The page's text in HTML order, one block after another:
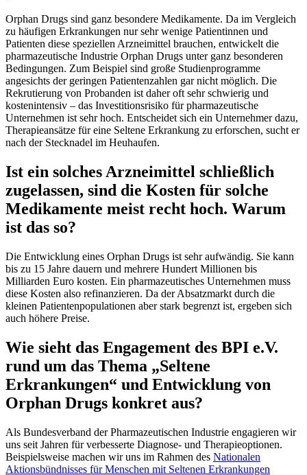
Orphan Drugs sind ganz besondere Medikamente. Da im Vergleich
zu häufigen Erkrankungen nur sehr wenige Patientinnen und
Patienten diese speziellen Arzneimittel brauchen, entwickelt die
pharmazeutische Industrie Orphan Drugs unter ganz besonderen
Bedingungen. Zum Beispiel sind große Studienprogramme
angesichts der geringen Patientenzahlen gar nicht möglich. Die
Rekrutierung von Probanden ist daher oft sehr schwierig und
kostenintensiv – das Investitionsrisiko für pharmazeutische
Unternehmen ist sehr hoch. Entscheidet sich ein Unternehmer dazu,
Therapieansätze für eine Seltene Erkrankung zu erforschen, sucht er
nach der Stecknadel im Heuhaufen.
Ist ein solches Arzneimittel schließlich
zugelassen, sind die Kosten für solche
Medikamente meist recht hoch. Warum
ist das so?
Die Entwicklung eines Orphan Drugs ist sehr aufwändig. Sie kann
bis zu 15 Jahre dauern und mehrere Hundert Millionen bis
Milliarden Euro kosten. Ein pharmazeutisches Unternehmen muss
diese Kosten also refinanzieren. Da der Absatzmarkt durch die
kleinen Patientenpopulationen aber stark begrenzt ist, ergeben sich
auch höhere Preise.
Wie sieht das Engagement des BPI e.V.
rund um das Thema „Seltene
Erkrankungen“ und Entwicklung von
Orphan Drugs konkret aus?
Als Bundesverband der Pharmazeutischen Industrie engagieren wir
uns seit Jahren für verbesserte Diagnose- und Therapieoptionen.
Beispielsweise machen wir uns im Rahmen des Nationalen
Aktionsbündnisses für Menschen mit Seltenen Erkrankungen